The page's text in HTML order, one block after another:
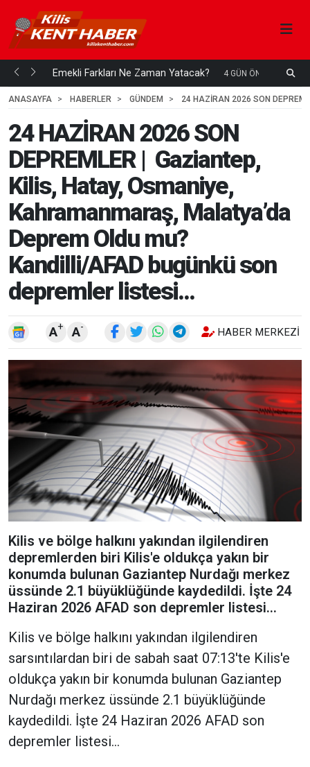
mi... Emekli Farkları Ne Zaman Yatacak? 4 GÜN ÖNCE
ANASAYFA
HABERLER GÜNDEM 24 HAZİRAN 2026 SON
24 HAZİRAN 2026 SON
DEPREMLER | Gaziantep,
Kilis, Hatay, Osmaniye,
Kahramanmaraş, Malatya’da
Deprem Oldu mu?
Kandilli/AFAD bugünkü son
depremler listesi...
A+ A- HABER MERKEZI
Kilis ve bölge halkını yakından ilgilendiren
depremlerden biri Kilis'e oldukça yakın bir
konumda bulunan Gaziantep Nurdağı merkez
üssünde 2.1 büyüklüğünde kaydedildi. İşte 24
Haziran 2026 AFAD son depremler listesi…
Kilis ve bölge halkını yakından ilgilendiren
sarsıntılardan biri de sabah saat 07:13'te Kilis'e
oldukça yakın bir konumda bulunan Gaziantep
Nurdağı merkez üssünde 2.1 büyüklüğünde
kaydedildi. İşte 24 Haziran 2026 AFAD son
depremler listesi…